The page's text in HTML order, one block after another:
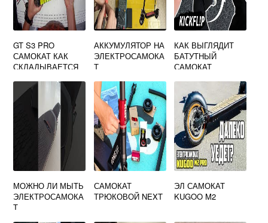
GT S3 PRO
САМОКАТ КАК
СКЛАДЫВАЕТСЯ
АККУМУЛЯТОР НА
ЭЛЕКТРОСАМОКА
Т
КАК ВЫГЛЯДИТ
БАТУТНЫЙ
САМОКАТ
МОЖНО ЛИ МЫТЬ
ЭЛЕКТРОСАМОКА
Т
САМОКАТ
ТРЮКОВОЙ NEXT
ЭЛ САМОКАТ
KUGOO M2